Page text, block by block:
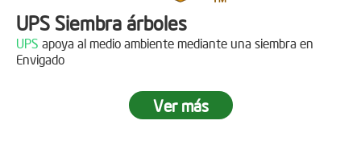
UPS Siembra árboles
UPS apoya al medio ambiente mediante una siembra en
Envigado
Ver más